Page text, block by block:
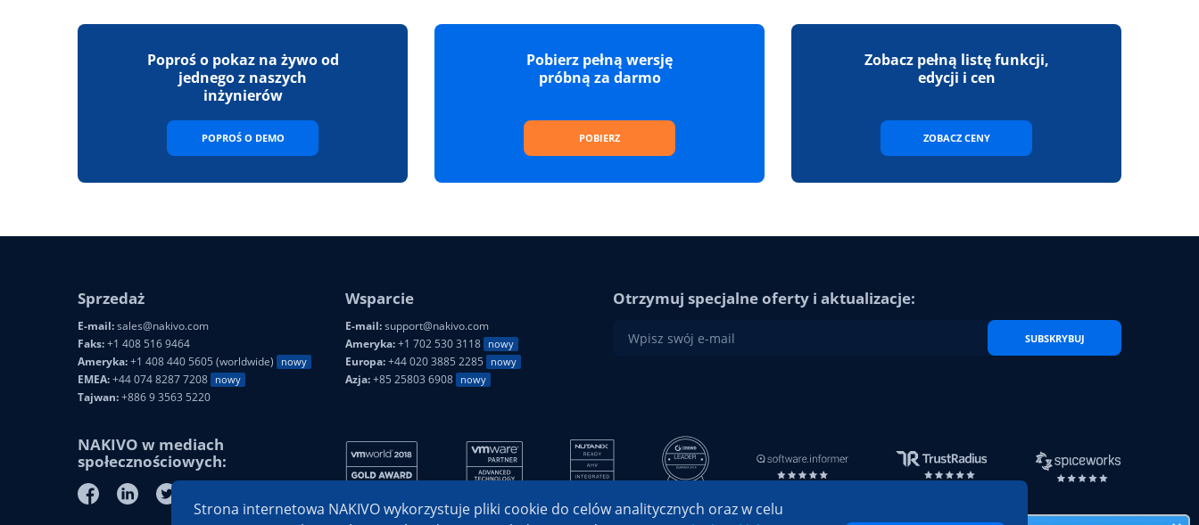
Poproś o pokaz na żywo od
jednego z naszych
inżynierów
POPROŚ O DEMO
Pobierz pełną wersję
próbną za darmo
POBIERZ
Zobacz pełną listę funkcji,
edycji i cen
ZOBACZ CENY
Sprzedaż
E-mail:sales@nakivo.com
Faks:+1 408 516 9464
Ameryka:+1 408 440 5605 (worldwide) nowy
EMEA:+44 074 8287 7208 nowy
Tajwan:+886 9 3563 5220
Wsparcie
E-mail:support@nakivo.com
Ameryka:+1 702 530 3118 nowy
Europa:+44 020 3885 2285 nowy
Azja:+85 25803 6908 nowy
Otrzymuj specjalne oferty i aktualizacje:
SUBSKRYBUJ
NAKIVO w mediach
społecznościowych:
Strona internetowa NAKIVO wykorzystuje pliki cookie do celów analitycznych oraz w celu